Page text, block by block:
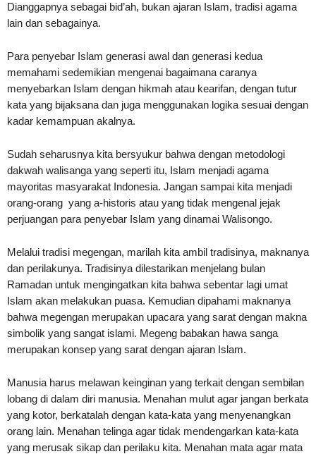
Dianggapnya sebagai bid’ah, bukan ajaran Islam, tradisi agama
lain dan sebagainya.
Para penyebar Islam generasi awal dan generasi kedua
memahami sedemikian mengenai bagaimana caranya
menyebarkan Islam dengan hikmah atau kearifan, dengan tutur
kata yang bijaksana dan juga menggunakan logika sesuai dengan
kadar kemampuan akalnya.
Sudah seharusnya kita bersyukur bahwa dengan metodologi
dakwah walisanga yang seperti itu, Islam menjadi agama
mayoritas masyarakat Indonesia. Jangan sampai kita menjadi
orang-orang yang a-historis atau yang tidak mengenal jejak
perjuangan para penyebar Islam yang dinamai Walisongo.
Melalui tradisi megengan, marilah kita ambil tradisinya, maknanya
dan perilakunya. Tradisinya dilestarikan menjelang bulan
Ramadan untuk mengingatkan kita bahwa sebentar lagi umat
Islam akan melakukan puasa. Kemudian dipahami maknanya
bahwa megengan merupakan upacara yang sarat dengan makna
simbolik yang sangat islami. Megeng babakan hawa sanga
merupakan konsep yang sarat dengan ajaran Islam.
Manusia harus melawan keinginan yang terkait dengan sembilan
lobang di dalam diri manusia. Menahan mulut agar jangan berkata
yang kotor, berkatalah dengan kata-kata yang menyenangkan
orang lain. Menahan telinga agar tidak mendengarkan kata-kata
yang merusak sikap dan perilaku kita. Menahan mata agar mata